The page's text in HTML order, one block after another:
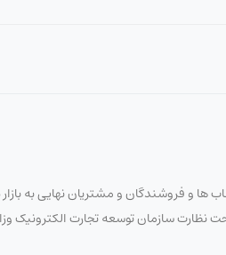
فروشندگان و مشتریان نهایی به بازار
و تحت نظارت سازمان توسعه تجارت